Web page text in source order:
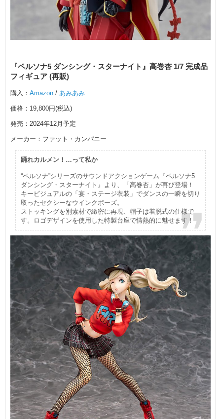
『ペルソナ5 ダンシング・スターナイト』高巻杏 1/7 完成品
フィギュア (再販)
購入： Amazon / あみあみ
価格：19,800円(税込)
発売：2024年12月予定
メーカー：ファット・カンパニー
踊れカルメン！…って私か
“ペルソナ”シリーズのサウンドアクションゲーム『ペルソナ5
ダンシング・スターナイト』より、「高巻杏」が再び登場！
キービジュアルの「宴・ステージ衣装」でダンスの一瞬を切り
取ったセクシーなウインクポーズ。
ストッキングを別素材で緻密に再現、帽子は着脱式の仕様で
す。ロゴデザインを使用した特製台座で情熱的に魅せます！